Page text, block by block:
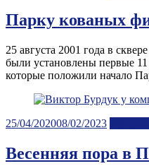
Парку кованых
25 августа 2001 года в
были установлены первые
которые положили начало
Posted
25/04/202008/02/2023
Весенняя пора в